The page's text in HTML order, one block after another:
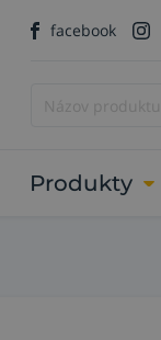
facebook
Produkty